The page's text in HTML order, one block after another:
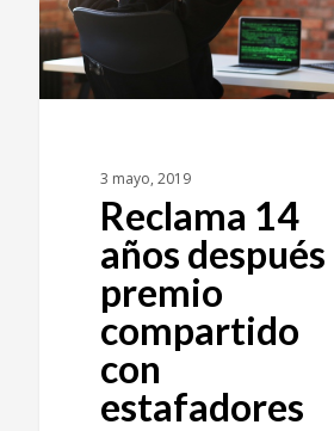
3 mayo, 2019
Reclama 14
años después
premio
compartido
con
estafadores